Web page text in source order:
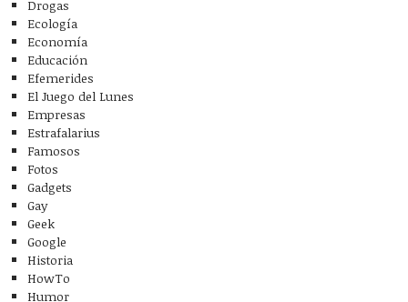
Drogas
Ecología
Economía
Educación
Efemerides
El Juego del Lunes
Empresas
Estrafalarius
Famosos
Fotos
Gadgets
Gay
Geek
Google
Historia
HowTo
Humor